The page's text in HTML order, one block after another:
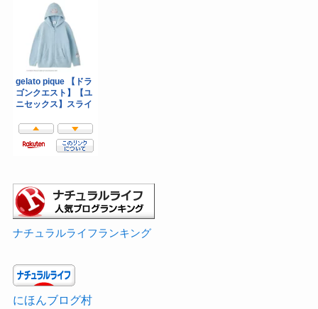
ナチュラルライフランキング
にほんブログ村